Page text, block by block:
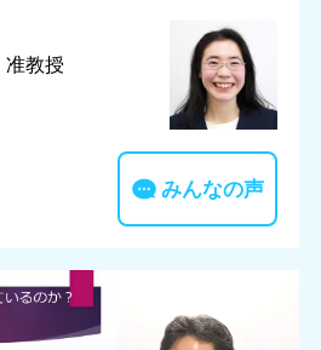
准教授
みんなの声